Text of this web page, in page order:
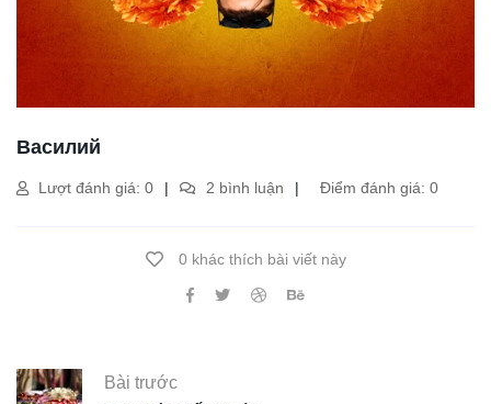
Василий
Lượt đánh giá: 0 2 bình luận Điểm đánh giá: 0
0 khác thích bài viết này
Bài trước